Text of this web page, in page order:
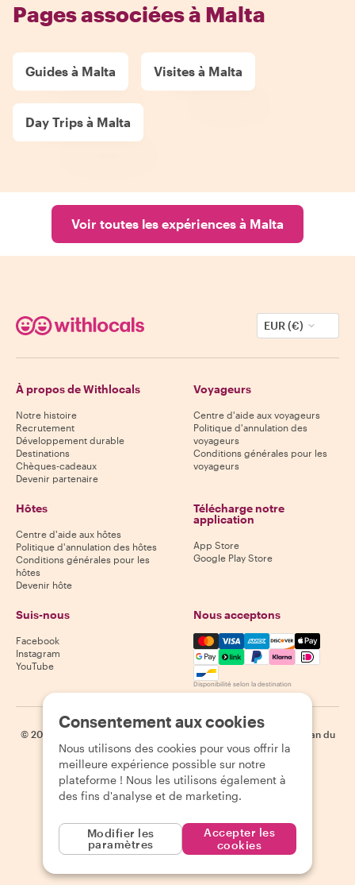
Pages associées à Malta
Guides à Malta Visites à Malta
Day Trips à Malta
Voir toutes les expériences à Malta
EUR (€)
À propos de Withlocals
Notre histoire
Recrutement
Développement durable
Destinations
Chèques-cadeaux
Devenir partenaire
Voyageurs
Centre d'aide aux voyageurs
Politique d'annulation des
voyageurs
Conditions générales pour les
voyageurs
Hôtes
Centre d'aide aux hôtes
Politique d'annulation des hôtes
Conditions générales pour les
hôtes
Devenir hôte
Télécharge notre
application
App Store
Google Play Store
Suis-nous
Facebook
Instagram
YouTube
Nous acceptons
Mastercard, Visa, Amex,
Disponibilité selon la destination
© 2026
Plan du
site
Consentement aux cookies
Nous utilisons des cookies pour vous offrir la
meilleure expérience possible sur notre
plateforme ! Nous les utilisons également à
des fins d'analyse et de marketing.
Modifier les
paramètres
Accepter les
cookies